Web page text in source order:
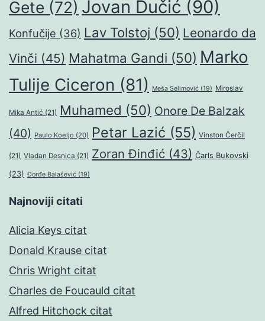
Gete (72) Jovan Dučić (90)
Konfučije (36) Lav Tolstoj (50) Leonardo da
Vinči (45) Mahatma Gandi (50) Marko
Tulije Ciceron (81) Meša Selimović (19) Miroslav
Mika Antić (21) Muhamed (50) Onore De Balzak
(40) Paulo Koeljo (20) Petar Lazić (55) Vinston Čerčil
(21) Vladan Desnica (21) Zoran Đinđić (43) Čarls Bukovski
(23) Đorđe Balašević (19)
Najnoviji citati
Alicia Keys citat
Donald Krause citat
Chris Wright citat
Charles de Foucauld citat
Alfred Hitchock citat